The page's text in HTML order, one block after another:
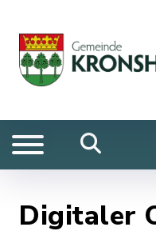
Digitaler